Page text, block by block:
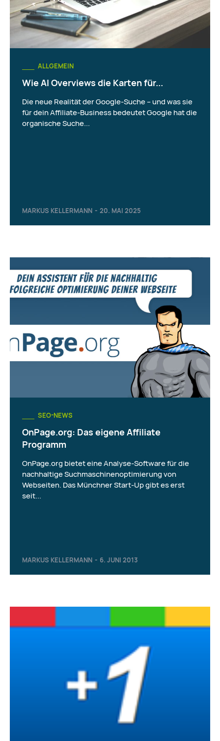
ALLGEMEIN
Wie AI Overviews die Karten für...
MARKUS KELLERMANN - 20. MAI 2025
Die neue Realität der Google-Suche – und was sie
für dein Affiliate-Business bedeutet Google hat die
organische Suche...
SEO-NEWS
OnPage.org: Das eigene Affiliate
Programm
MARKUS KELLERMANN - 6. JUNI 2013
OnPage.org bietet eine Analyse-Software für die
nachhaltige Suchmaschinenoptimierung von
Webseiten. Das Münchner Start-Up gibt es erst
seit...